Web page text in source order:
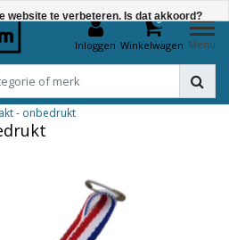
Inloggen
0
Winkelwagen Menu
- onbedrukt
website te verbeteren. Is dat akkoord?
Nee
over cookies »